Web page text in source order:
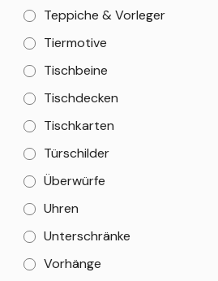
Teppiche & Vorleger
Tiermotive
Tischbeine
Tischdecken
Tischkarten
Türschilder
Überwürfe
Uhren
Unterschränke
Vorhänge